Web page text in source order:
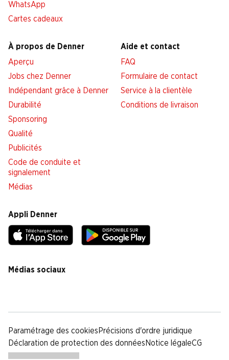
WhatsApp
Cartes cadeaux
À propos de Denner
Aperçu
Jobs chez Denner
Indépendant grâce à Denner
Durabilité
Sponsoring
Qualité
Publicités
Code de conduite et
signalement
Médias
Aide et contact
FAQ
Formulaire de contact
Service à la clientèle
Conditions de livraison
Appli Denner
Médias sociaux
Paramétrage des cookies Précisions d'ordre juridique
Déclaration de protection des données Notice légaleCG